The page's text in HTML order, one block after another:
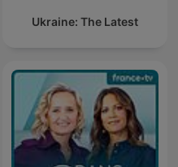
Ukraine: The Latest